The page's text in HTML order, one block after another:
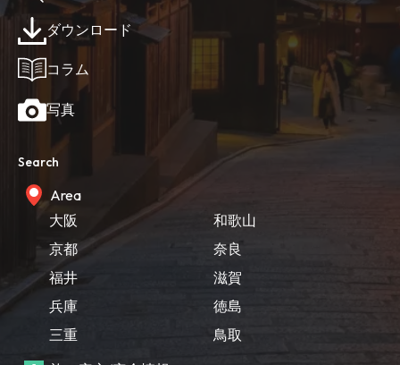
ダウンロード
コラム
写真
Search
Area
大阪
京都
福井
兵庫
三重
和歌山
奈良
滋賀
徳島
鳥取